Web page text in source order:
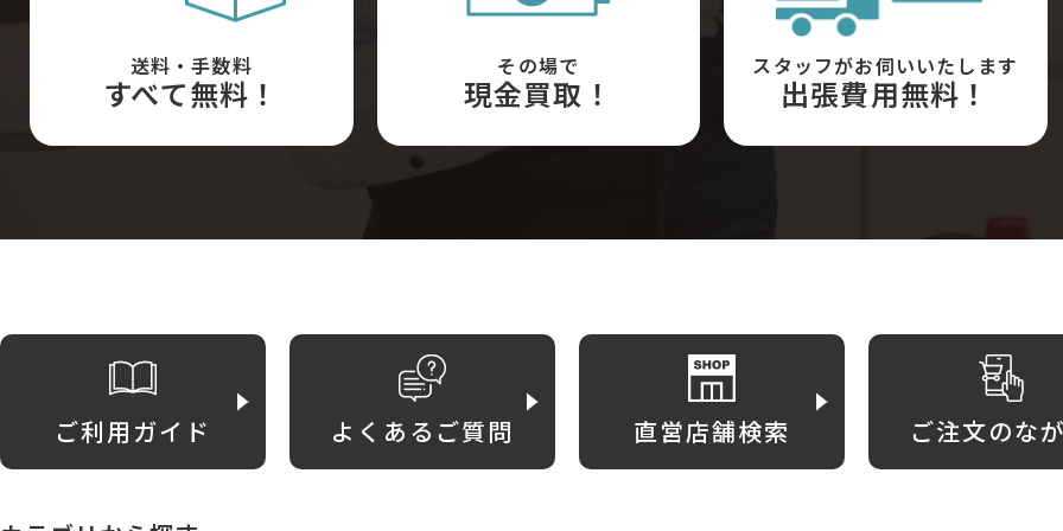
送料・手数料
すべて無料！
その場で
現金買取！
スタッフがお伺いいたします
出張費用無料！
ご利用ガイド よくあるご質問 直営店舗検索 ご注文のな